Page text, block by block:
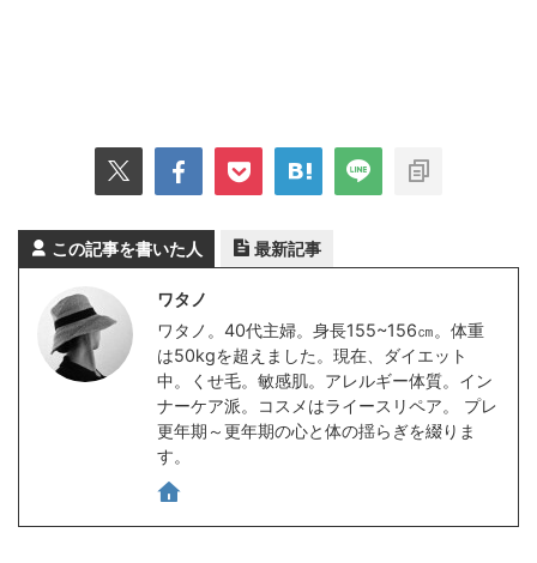
この記事を書いた人 最新記事
ワタノ
ワタノ。40代主婦。身長155~156㎝。体重
は50kgを超えました。現在、ダイエット
中。くせ毛。敏感肌。アレルギー体質。イン
ナーケア派。コスメはライースリペア。 プレ
更年期～更年期の心と体の揺らぎを綴りま
す。